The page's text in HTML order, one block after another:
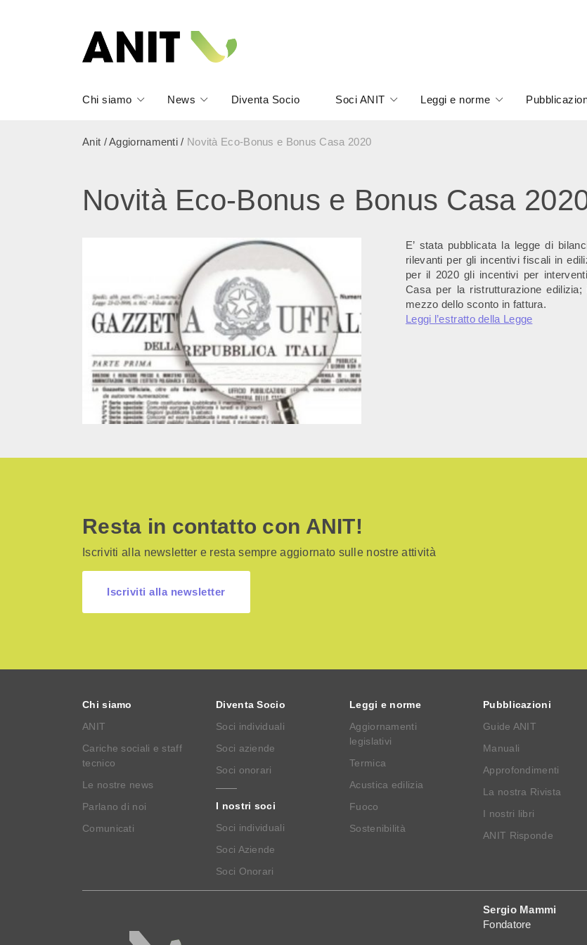
Chi siamo News Diventa Socio Soci ANIT Leggi e norme
Anit /Aggiornamenti / Novità Eco-Bonus e Bonus Casa 2020
Novità Eco-Bonus e Bonus Casa
E’ stata pubblicata la legge di
rilevanti per gli incentivi fiscali in
per il 2020 gli incentivi per
Casa per la ristrutturazione
mezzo dello sconto in fattura.
Leggi l’estratto della Legge
Resta in contatto con ANIT!
Iscriviti alla newsletter e resta sempre aggiornato sulle nostre attività
Iscriviti alla newsletter
Chi siamo
ANIT
Cariche sociali e staff
tecnico
Le nostre news
Parlano di noi
Comunicati
Diventa Socio
Soci individuali
Soci aziende
Soci onorari
I nostri soci
Soci individuali
Soci Aziende
Soci Onorari
Leggi e norme
Aggiornamenti
legislativi
Termica
Acustica edilizia
Fuoco
Sostenibilità
Pubblicazioni
Guide ANIT
Manuali
Approfondimenti
La nostra Rivista
I nostri libri
ANIT Risponde
Sergio Mammi
Fondatore